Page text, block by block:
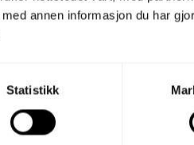
annen informasjon du har
Statistikk
kommunikasjon med